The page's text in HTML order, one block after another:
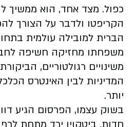
כפול. מצד אחד, הוא ממשיך
הקריפטו ולדבר על הצורך
הברית למובילה עולמית
משפחתו מחזיקה חשיפה
משינויים רגולטוריים,
המדיניות לבין האינטרס
יותר.
בשוק עצמו, הפרסום הגיע